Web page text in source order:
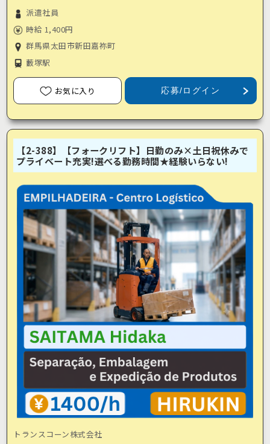
派遣社員
時給 1,400円
群馬県太田市新田嘉祢町
藪塚駅
お気に入り 応募/ログイン
【2-388】【フォークリフト】日勤のみ×土日祝休みで
プライベート充実!選べる勤務時間★経験いらない!
トランスコーン株式会社